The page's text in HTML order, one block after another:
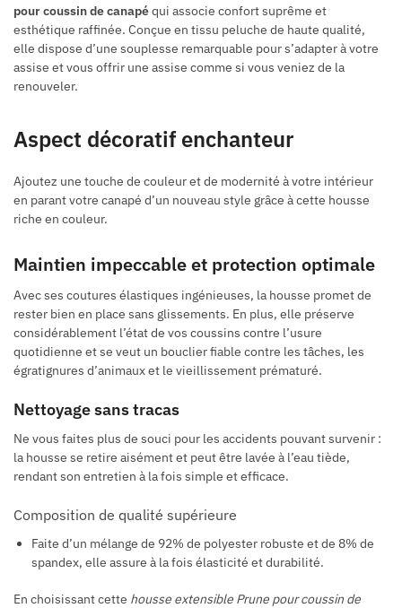
pour coussin de canapéqui associe confort suprême et
esthétique raffinée. Conçue en tissu peluche de haute qualité,
elle dispose d’une souplesse remarquable pour s’adapter à votre
assise et vous offrir une assise comme si vous veniez de la
renouveler.
Aspect décoratif enchanteur
Ajoutez une touche de couleur et de modernité à votre intérieur
en parant votre canapé d’un nouveau style grâce à cette housse
riche en couleur.
Maintien impeccable et protection optimale
Avec ses coutures élastiques ingénieuses, la housse promet de
rester bien en place sans glissements. En plus, elle préserve
considérablement l’état de vos coussins contre l’usure
quotidienne et se veut un bouclier fiable contre les tâches, les
égratignures d’animaux et le vieillissement prématuré.
Nettoyage sans tracas
Ne vous faites plus de souci pour les accidents pouvant survenir :
la housse se retire aisément et peut être lavée à l’eau tiède,
rendant son entretien à la fois simple et efficace.
Composition de qualité supérieure
Faite d’un mélange de 92% de polyester robuste et de 8% de
spandex, elle assure à la fois élasticité et durabilité.
En choisissant cette housse extensible Prune pour coussin de